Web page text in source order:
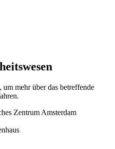
mehr über das betreffende
Zentrum Amsterdam